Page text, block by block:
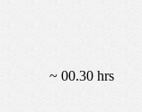
~ 00.30 hrs